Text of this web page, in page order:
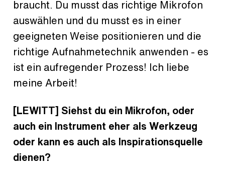
braucht. Du musst das richtige Mikrofon
auswählen und du musst es in einer
geeigneten Weise positionieren und die
richtige Aufnahmetechnik anwenden - es
ist ein aufregender Prozess! Ich liebe
meine Arbeit!
[LEWITT] Siehst du ein Mikrofon, oder
auch ein Instrument eher als Werkzeug
oder kann es auch als Inspirationsquelle
dienen?